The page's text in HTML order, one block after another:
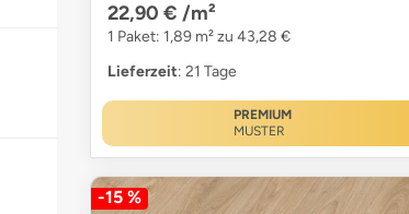
22,90 € /m²
1 Paket: 1,89 m² zu 43,28 €
Lieferzeit: 21 Tage
PREMIUM
MUSTER
-15 %